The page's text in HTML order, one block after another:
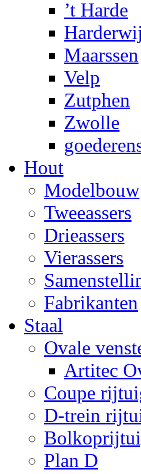
’t Harde
Maarssen
Velp
Zutphen
Zwolle
Hout
Modelbouw
Tweeassers
Drieassers
Vierassers
Fabrikanten
Staal
Ovale
Artitec
Coupe
D-trein
Plan D